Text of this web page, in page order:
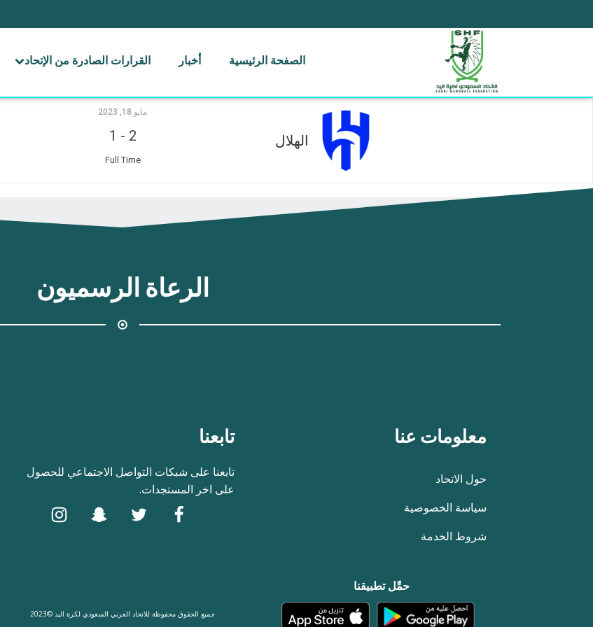
الصفحة الرئيسية أخبار القرارات الصادرة من الإتحاد
الهلال
مايو 18, 2023
2
-
1
Full Time
الرعاة الرسميون
معلومات عنا
حول الاتحاد
سياسة الخصوصية
شروط الخدمة
تابعنا
تابعنا على شبكات التواصل الاجتماعي للحصول
على اخر المستجدات.
حمِّل تطبيقنا
جميع الحقوق محفوظة للاتحاد العربي السعودي لكرة اليد ©2023